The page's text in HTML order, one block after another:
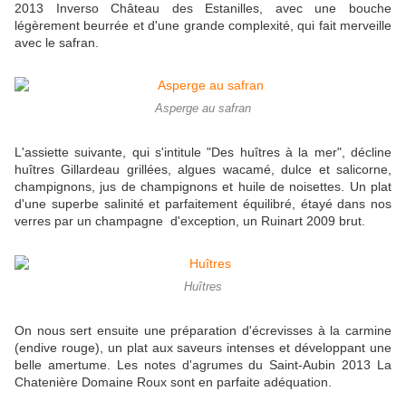
2013 Inverso Château des Estanilles, avec une bouche
légèrement beurrée et d'une grande complexité, qui fait merveille
avec le safran.
Asperge au safran
L'assiette suivante, qui s'intitule "Des huîtres à la mer", décline
huîtres Gillardeau grillées, algues wacamé, dulce et salicorne,
champignons, jus de champignons et huile de noisettes. Un plat
d'une superbe salinité et parfaitement équilibré, étayé dans nos
verres par un champagne d'exception, un Ruinart 2009 brut.
Huîtres
On nous sert ensuite une préparation d'écrevisses à la carmine
(endive rouge), un plat aux saveurs intenses et développant une
belle amertume. Les notes d'agrumes du Saint-Aubin 2013 La
Chatenière Domaine Roux sont en parfaite adéquation.